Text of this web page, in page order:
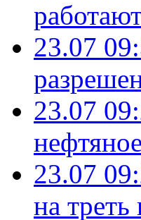
23.07
23.07
23.07
на